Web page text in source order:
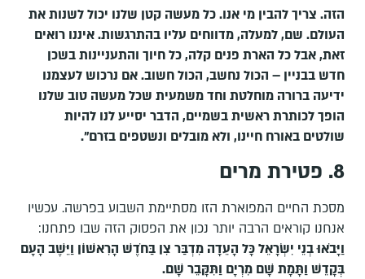
הזה. צריך להבין מי אנו. כל מעשה קטן שלנו יכול לשנות את
העולם. שם, למעלה, מדווחים עליו בהתרגשות. איננו רואים
זאת, אבל כל הארת פנים קלה, כל חיוך והתעניינות בשכן
חדש בבניין – הכול נחשב, הכול חשוב. אם נרכוש לעצמנו
ידיעה ברורה מוחלטת וחד משמעית שכל מעשה טוב שלנו
הופך לכותרת ראשית בשמיים, הדבר יסייע לנו להיות
שולטים באורח חיינו, ולא מובלים ונשטפים בזרם".
8. פטירת מרים
מסכת החיים המפוארת הזו מסתיימת השבוע בפרשה. עכשיו
אנחנו קוראים הרבה יותר נכון את הפסוק הזה שבו פתחנו:
וַיָּבֹאוּ בְנֵי יִשְׂרָאֵל כָּל הָעֵדָה מִדְבַּר צִן בַּחֹדֶשׁ הָרִאשׁוֹן וַיֵּשֶׁב הָעָם
בְּקָדֵשׁ וַתָּמָת שָׁם מִרְיָם וַתִּקָּבֵר שָׁם.